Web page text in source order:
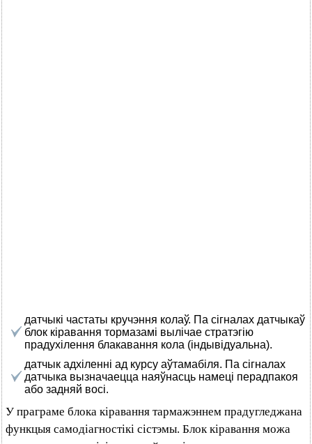
датчыкі частаты кручэння колаў. Па сігналах датчыкаў
блок кіравання тормазамі вылічае стратэгію
прадухілення блакавання кола (індывідуальна).
датчык адхіленні ад курсу аўтамабіля. Па сігналах
датчыка вызначаецца наяўнасць намеці перадпакоя
або задняй восі.
У праграме блока кіравання тармажэннем прадугледжана
функцыя самодіагностікі сістэмы. Блок кіравання можа